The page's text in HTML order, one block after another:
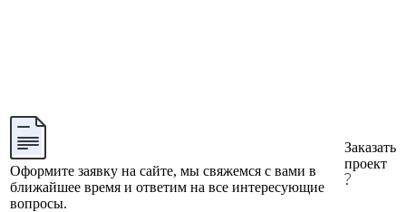
Оформите заявку на сайте, мы свяжемся с вами в
ближайшее время и ответим на все интересующие
вопросы.
Заказать
проект